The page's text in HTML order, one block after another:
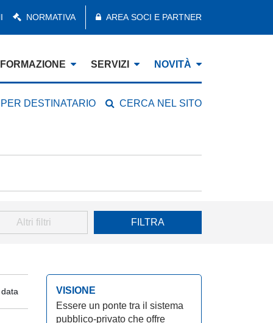
NORMATIVA AREA SOCI E PARTNER
FORMAZIONE SERVIZI NOVITÀ
DESTINATARIO CERCA NEL SITO
Altri filtri FILTRA
VISIONE
Essere un ponte tra il sistema
pubblico-privato che offre